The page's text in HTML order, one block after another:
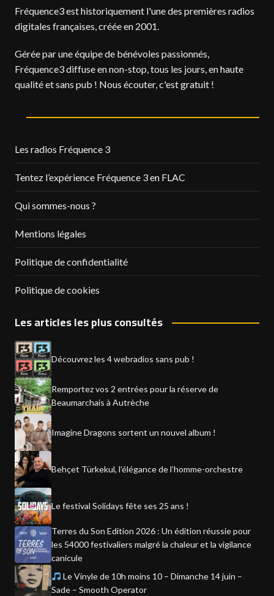
Fréquence3 est historiquement l'une des premières radios
digitales françaises, créée en 2001.
Gérée par une équipe de bénévoles passionnés,
Fréquence3 diffuse en non-stop, tous les jours, en haute
qualité et sans pub ! Nous écouter, c'est gratuit !
Les radios Fréquence 3
Tentez l’expérience Fréquence 3 en FLAC
Qui sommes-nous ?
Mentions légales
Politique de confidentialité
Politique de cookies
Les articles les plus consultés
Découvrez les 4 webradios sans pub !
Remportez vos 2 entrées pour la réserve de
Beaumarchais à Autrèche
Imagine Dragons sortent un nouvel album !
Behçet Türkekul, l’élégance de l’homme-orchestre
Le festival Solidays fête ses 25 ans !
Terres du Son Edition 2026 : Un édition réussie pour
les 54000 festivaliers malgré la chaleur et la vigilance
canicule
Le Vinyle de 10h moins 10 – Dimanche 14 juin –
Sade – Smooth Operator